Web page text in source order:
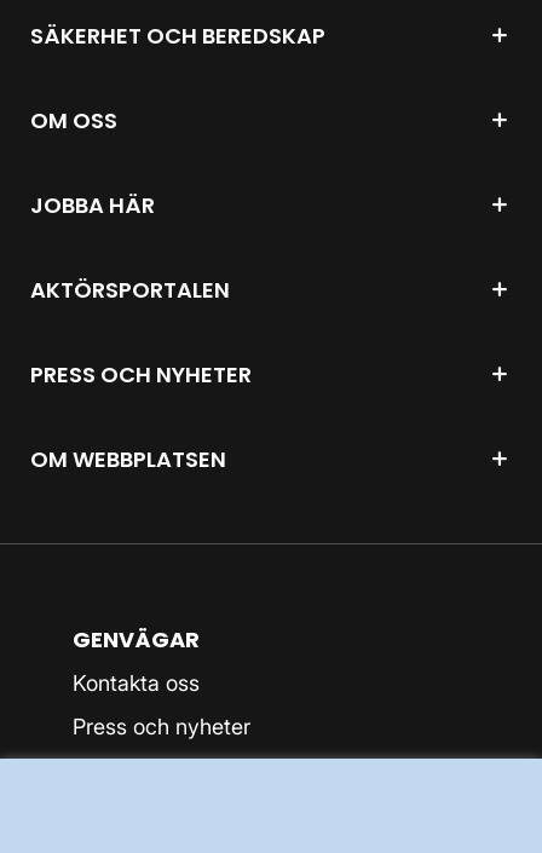
SÄKERHET OCH BEREDSKAP
OM OSS
JOBBA HÄR
AKTÖRSPORTALEN
PRESS OCH NYHETER
OM WEBBPLATSEN
GENVÄGAR
Kontakta oss
Press och nyheter